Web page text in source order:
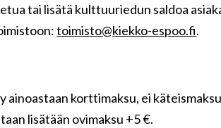
tai lisätä kulttuuriedun saldoa
toimisto@kiekko-espoo.fi.
korttimaksu, ei
lisätään ovimaksu +5 €.